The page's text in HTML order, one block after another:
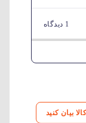
1 دیدگاه
بیان کنید